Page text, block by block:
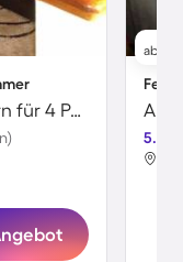
Apartment mit 2 Schlafzimmern für 4 Personen
ab
5.0